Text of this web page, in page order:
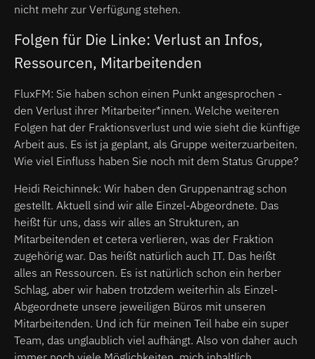
nicht mehr zur Verfügung stehen.
Folgen für Die Linke: Verlust an Infos,
Ressourcen, Mitarbeitenden
FluxFM: Sie haben schon einen Punkt angesprochen -
den Verlust ihrer Mitarbeiter*innen. Welche weiteren
Folgen hat der Fraktionsverlust und wie sieht die künftige
Arbeit aus. Es ist ja geplant, als Gruppe weiterzuarbeiten.
Wie viel Einfluss haben Sie noch mit dem Status Gruppe?
Heidi Reichinnek: Wir haben den Gruppenantrag schon
gestellt. Aktuell sind wir alle Einzel-Abgeordnete. Das
heißt für uns, dass wir alles an Strukturen, an
Mitarbeitenden et cetera verlieren, was der Fraktion
zugehörig war. Das heißt natürlich auch IT. Das heißt
alles an Ressourcen. Es ist natürlich schon ein herber
Schlag, aber wir haben trotzdem weiterhin als Einzel-
Abgeordnete unsere jeweiligen Büros mit unseren
Mitarbeitenden. Und ich für meinen Teil habe ein super
Team, das unglaublich viel aufhängt. Also von daher auch